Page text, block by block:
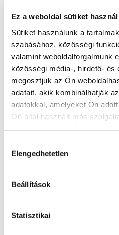
Ez a weboldal sütiket használ
Sütiket használunk a
szabásához, közösségi
valamint weboldalforgalmunk
közösségi média-, hirdető- és
megosztjuk az Ön
adatait, akik kombinálhatják
adatokkal, amelyeket Ön
Ön által használt más
kiválasztása
Elengedhetetlen
Beállítások
Statisztikai
Minden apartmanban kábel TV áll
Háziállat nem megengedett.
Internet WIFI ingyenes, max 1
Ingyenes parkoló
SZÉP kártya elfogadóhely
Elérhetőség
+36-20-9352-614
Cím
Weboldal
apartman